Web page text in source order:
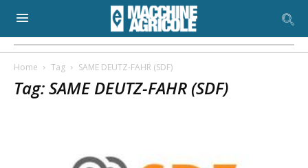
Home Tag SAME DEUTZ-FAHR (SDF)
Tag: SAME DEUTZ-FAHR (SDF)